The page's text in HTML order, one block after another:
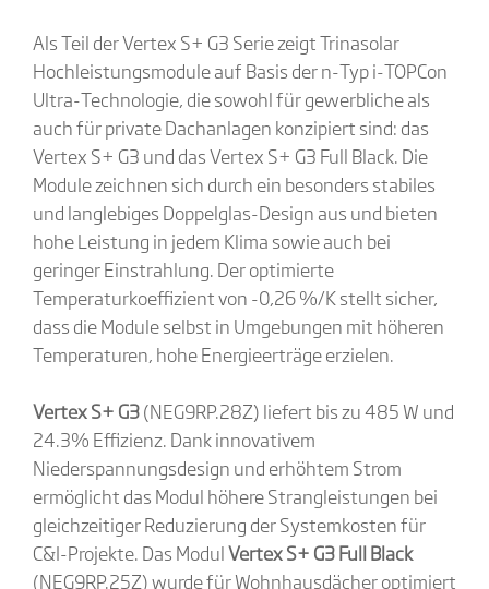
Als Teil der Vertex S+ G3 Serie zeigt Trinasolar
Hochleistungsmodule auf Basis der n-Typ i-TOPCon
Ultra-Technologie, die sowohl für gewerbliche als
auch für private Dachanlagen konzipiert sind: das
Vertex S+ G3 und das Vertex S+ G3 Full Black. Die
Module zeichnen sich durch ein besonders stabiles
und langlebiges Doppelglas-Design aus und bieten
hohe Leistung in jedem Klima sowie auch bei
geringer Einstrahlung. Der optimierte
Temperaturkoeffizient von -0,26 %/K stellt sicher,
dass die Module selbst in Umgebungen mit höheren
Temperaturen, hohe Energieerträge erzielen.
Vertex S+ G3(NEG9RP.28Z) liefert bis zu 485 W und
24.3% Effizienz. Dank innovativem
Niederspannungsdesign und erhöhtem Strom
ermöglicht das Modul höhere Strangleistungen bei
gleichzeitiger Reduzierung der Systemkosten für
C&I-Projekte. Das ModulVertex S+ G3 Full Black
(NEG9RP.25Z) wurde für Wohnhausdächer optimiert